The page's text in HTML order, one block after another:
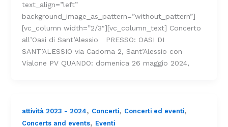
text_align=”left”
background_image_as_pattern=”without_pattern”]
[vc_column width=”2/3″][vc_column_text] Concerto
all’Oasi di Sant’Alessio PRESSO: OASI DI
SANT’ALESSIO via Cadorna 2, Sant’Alessio con
Vialone PV QUANDO: domenica 26 maggio 2024,
attività 2023 - 2024, Concerti, Concerti ed eventi,
Concerts and events, Eventi